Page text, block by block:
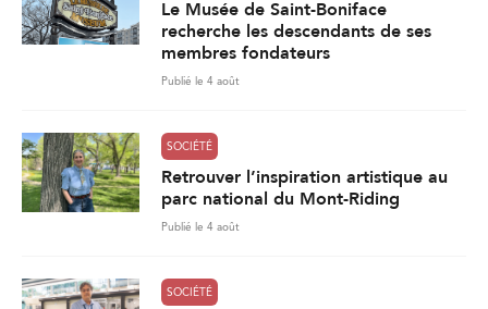
Le Musée de Saint-Boniface
recherche les descendants de ses
membres fondateurs
Publié le 4 août
SOCIÉTÉ
Retrouver l’inspiration artistique au
parc national du Mont-Riding
Publié le 4 août
SOCIÉTÉ